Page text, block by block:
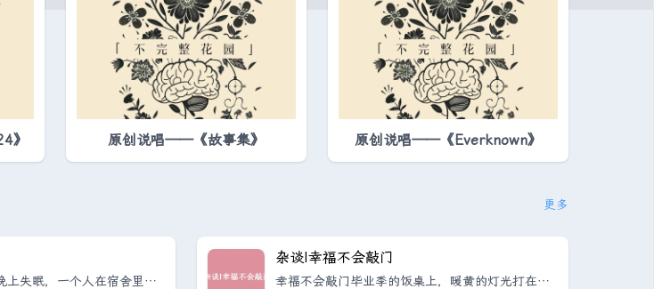
》 原创说唱——《故事集》 原创说唱——《Everknown》
更多
上失眠，一个人在宿舍里，
杂谈|幸福不会敲门
幸福不会敲门毕业季的饭桌上，暖黄的灯光打在几